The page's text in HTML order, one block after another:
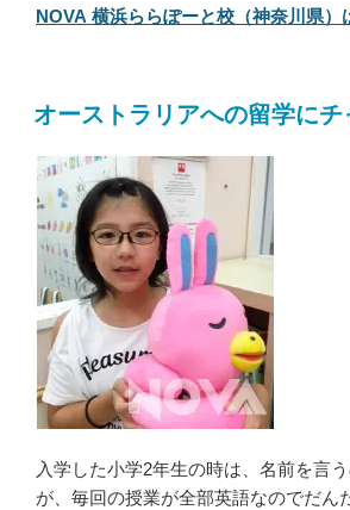
NOVA 横浜ららぽーと校（神奈川県）
オーストラリアへの留学にチ
入学した小学2年生の時は、名前を言
が、毎回の授業が全部英語なのでだん